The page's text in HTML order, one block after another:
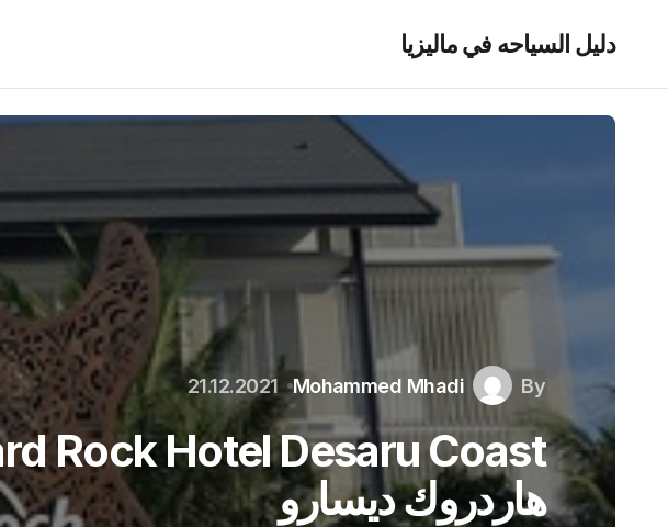
دليل السياحه في ماليزيا
By
Mohammed Mhadi
21.12.2021
هاردروك ديسارو